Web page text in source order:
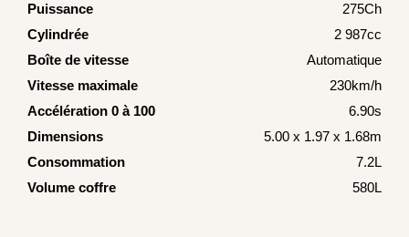
Puissance
275Ch
Cylindrée
2 987cc
Boîte de vitesse
Automatique
Vitesse maximale
230km/h
Accélération 0 à 100
6.90s
Dimensions
5.00 x 1.97 x 1.68m
Consommation
7.2L
Volume coffre
580L